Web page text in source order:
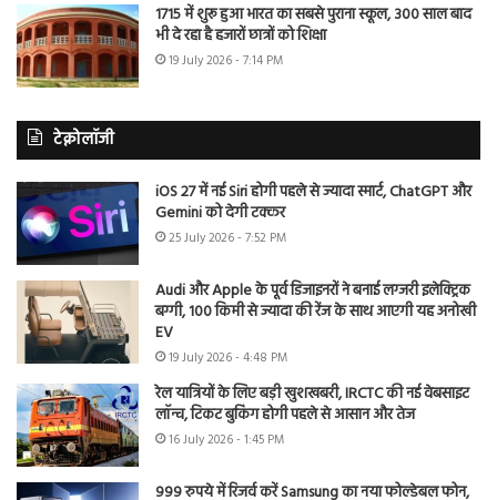
1715 में शुरू हुआ भारत का सबसे पुराना स्कूल, 300 साल बाद
भी दे रहा है हजारों छात्रों को शिक्षा
19 July 2026 - 7:14 PM
टेक्नोलॉजी
iOS 27 में नई Siri होगी पहले से ज्यादा स्मार्ट, ChatGPT और
Gemini को देगी टक्कर
25 July 2026 - 7:52 PM
Audi और Apple के पूर्व डिजाइनरों ने बनाई लग्जरी इलेक्ट्रिक
बग्गी, 100 किमी से ज्यादा की रेंज के साथ आएगी यह अनोखी
EV
19 July 2026 - 4:48 PM
रेल यात्रियों के लिए बड़ी खुशखबरी, IRCTC की नई वेबसाइट
लॉन्च, टिकट बुकिंग होगी पहले से आसान और तेज
16 July 2026 - 1:45 PM
999 रुपये में रिजर्व करें Samsung का नया फोल्डेबल फोन,